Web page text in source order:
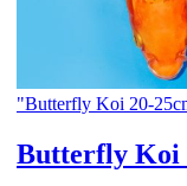
"Butterfly Koi 20-
Butterfly Koi